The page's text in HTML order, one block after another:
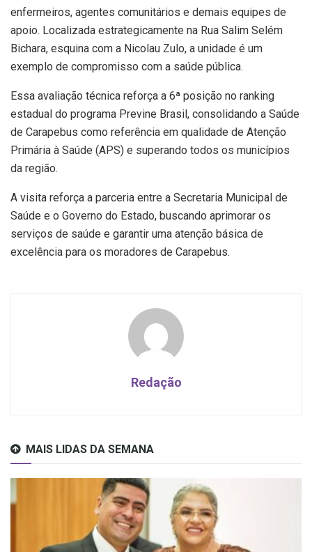
enfermeiros, agentes comunitários e demais equipes de
apoio. Localizada estrategicamente na Rua Salim Selém
Bichara, esquina com a Nicolau Zulo, a unidade é um
exemplo de compromisso com a saúde pública.
Essa avaliação técnica reforça a 6ª posição no ranking
estadual do programa Previne Brasil, consolidando a Saúde
de Carapebus como referência em qualidade de Atenção
Primária à Saúde (APS) e superando todos os municípios
da região.
A visita reforça a parceria entre a Secretaria Municipal de
Saúde e o Governo do Estado, buscando aprimorar os
serviços de saúde e garantir uma atenção básica de
excelência para os moradores de Carapebus.
Redação
MAIS LIDAS DA SEMANA